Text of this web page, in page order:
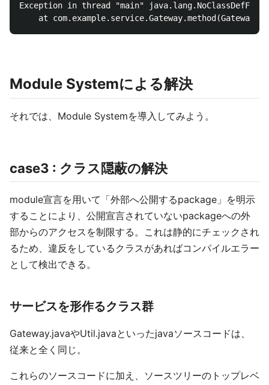
Exception in thread "main"
Module Systemによる解決
それでは、Module Systemを導入してみよう。
case3 : クラス隠蔽の解決
module宣言を用いて「外部へ公開するpackage」を明示
することにより、公開宣言されていないpackageへの外
部からのアクセスを制限する。これは静的にチェックされ
るため、違反をしているクラスがあればコンパイルエラー
として検出できる。
サービスを形作るクラス群
Gateway.javaやUtil.javaといったjavaソースコードは、
従来と全く同じ。
これらのソースコードに加え、ソースツリーのトップレベ